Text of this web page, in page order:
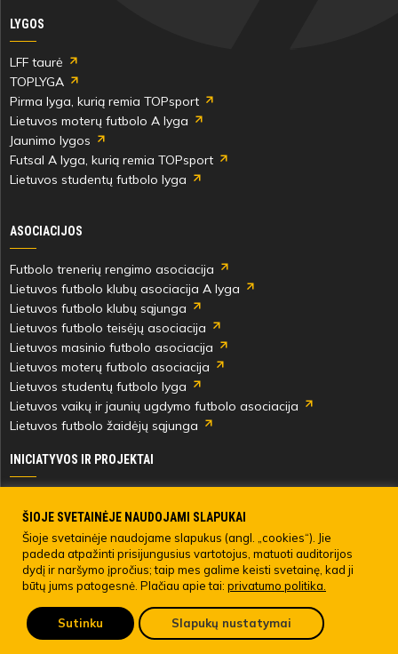
LYGOS
LFF taurė
TOPLYGA
Pirma lyga, kurią remia TOPsport
Lietuvos moterų futbolo A lyga
Jaunimo lygos
Futsal A lyga, kurią remia TOPsport
Lietuvos studentų futbolo lyga
ASOCIACIJOS
Futbolo trenerių rengimo asociacija
Lietuvos futbolo klubų asociacija A lyga
Lietuvos futbolo klubų sąjunga
Lietuvos futbolo teisėjų asociacija
Lietuvos masinio futbolo asociacija
Lietuvos moterų futbolo asociacija
Lietuvos studentų futbolo lyga
Lietuvos vaikų ir jaunių ugdymo futbolo asociacija
Lietuvos futbolo žaidėjų sąjunga
INICIATYVOS IR PROJEKTAI
Paramos fondai
Medicinos centras
Live Your Goals
© 2022 LIETUVOS FUTBOLO FEDERACIJA. Visos teisės saugomos.
Pateikti anoniminį skundą
ŠIOJE SVETAINĖJE NAUDOJAMI SLAPUKAI
Šioje svetainėje naudojame slapukus (angl. „cookies“). Jie
padeda atpažinti prisijungusius vartotojus, matuoti auditorijos
dydį ir naršymo įpročius; taip mes galime keisti svetainę, kad ji
būtų jums patogesnė. Plačiau apie tai: privatumo politika.
Sutinku Slapukų nustatymai